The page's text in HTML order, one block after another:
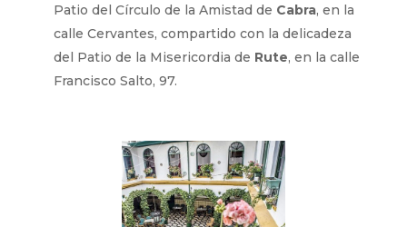
Patio del Círculo de la Amistad de Cabra, en la
calle Cervantes, compartido con la delicadeza
del Patio de la Misericordia de Rute, en la calle
Francisco Salto, 97.